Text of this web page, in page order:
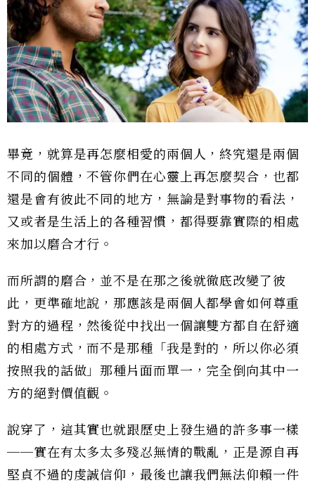
畢竟，就算是再怎麼相愛的兩個人，終究還是兩個
不同的個體，不管你們在心靈上再怎麼契合，也都
還是會有彼此不同的地方，無論是對事物的看法，
又或者是生活上的各種習慣，都得要靠實際的相處
來加以磨合才行。
而所謂的磨合，並不是在那之後就徹底改變了彼
此，更準確地說，那應該是兩個人都學會如何尊重
對方的過程，然後從中找出一個讓雙方都自在舒適
的相處方式，而不是那種「我是對的，所以你必須
按照我的話做」那種片面而單一，完全倒向其中一
方的絕對價值觀。
說穿了，這其實也就跟歷史上發生過的許多事一樣
──實在有太多太多殘忍無情的戰亂，正是源自再
堅貞不過的虔誠信仰，最後也讓我們無法仰賴一件